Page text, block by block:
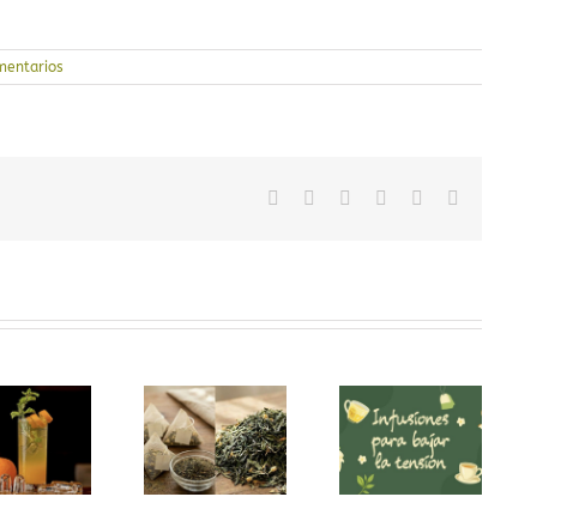
Facebook LinkedInWhatsApp
Pinterest
Comparativa
entre bolsita
Infusiones
para bajar la
Té Blanco Pai
Mu Tan: Guía
Definitiva de